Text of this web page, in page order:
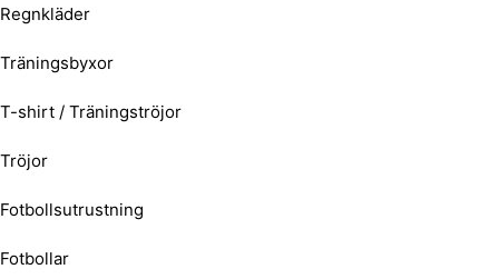
Regnkläder
Träningsbyxor
T-shirt / Träningströjor
Tröjor
Fotbollsutrustning
Fotbollar